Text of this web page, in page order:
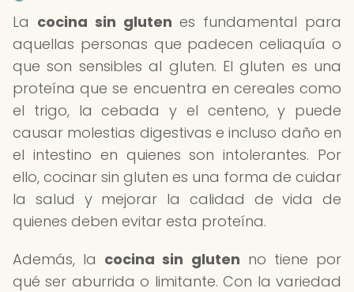
La cocina sin gluten es fundamental para
aquellas personas que padecen celiaquía o
que son sensibles al gluten. El gluten es una
proteína que se encuentra en cereales como
el trigo, la cebada y el centeno, y puede
causar molestias digestivas e incluso daño en
el intestino en quienes son intolerantes. Por
ello, cocinar sin gluten es una forma de cuidar
la salud y mejorar la calidad de vida de
quienes deben evitar esta proteína.
Además, la cocina sin gluten no tiene por
qué ser aburrida o limitante. Con la variedad